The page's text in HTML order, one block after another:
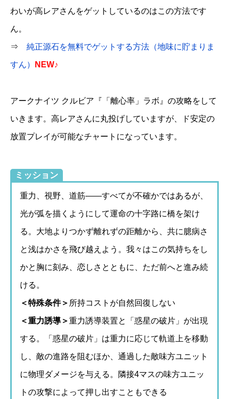
わいが高レアさんをゲットしているのはこの方法です
ん。
⇒ 純正源石を無料でゲットする方法（地味に貯まりま
すん） NEW♪
アークナイツ クルビア『「離心率」ラボ』の攻略をして
いきます。高レアさんに丸投げしていますが、ド安定の
放置プレイが可能なチャートになっています。
ミッション
重力、視野、道筋――すべてが不確かではあるが、
光が弧を描くようにして運命の十字路に橋を架け
る。大地よりつかず離れずの距離から、共に臆病さ
と浅はかさを飛び越えよう。我々はこの気持ちをし
かと胸に刻み、恋しさとともに、ただ前へと進み続
ける。
＜特殊条件＞ 所持コストが自然回復しない
＜重力誘導＞重力誘導装置と「惑星の破片」が出現
する。「惑星の破片」は重力に応じて軌道上を移動
し、敵の進路を阻むほか、通過した敵味方ユニット
に物理ダメージを与える。隣接4マスの味方ユニッ
トの攻撃によって押し出すこともできる